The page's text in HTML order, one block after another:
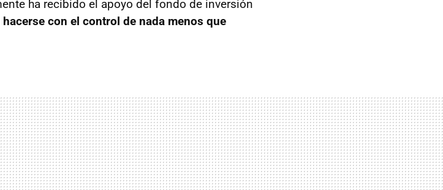
ha recibido el apoyo del fondo de inversión
hacerse con el control de nada menos que